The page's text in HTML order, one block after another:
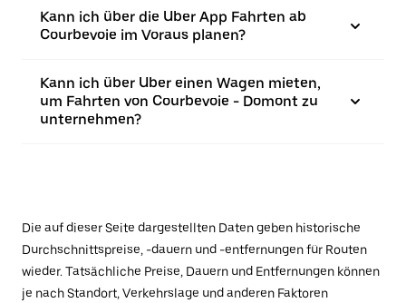
Kann ich über die Uber App Fahrten ab
Courbevoie im Voraus planen?
Kann ich über Uber einen Wagen mieten,
um Fahrten von Courbevoie - Domont zu
unternehmen?
Die auf dieser Seite dargestellten Daten geben historische
Durchschnittspreise, -dauern und -entfernungen für Routen
wieder. Tatsächliche Preise, Dauern und Entfernungen können
je nach Standort, Verkehrslage und anderen Faktoren